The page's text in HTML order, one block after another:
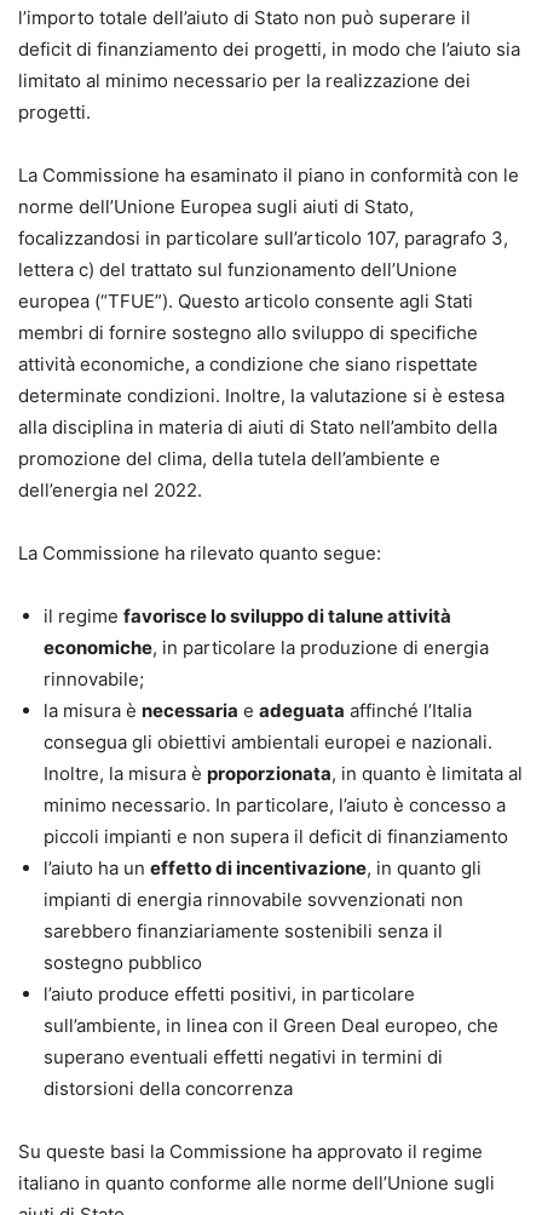
l’importo totale dell’aiuto di Stato non può superare il
deficit di finanziamento dei progetti, in modo che l’aiuto sia
limitato al minimo necessario per la realizzazione dei
progetti.
La Commissione ha esaminato il piano in conformità con le
norme dell’Unione Europea sugli aiuti di Stato,
focalizzandosi in particolare sull’articolo 107, paragrafo 3,
lettera c) del trattato sul funzionamento dell’Unione
europea (“TFUE”). Questo articolo consente agli Stati
membri di fornire sostegno allo sviluppo di specifiche
attività economiche, a condizione che siano rispettate
determinate condizioni. Inoltre, la valutazione si è estesa
alla disciplina in materia di aiuti di Stato nell’ambito della
promozione del clima, della tutela dell’ambiente e
dell’energia nel 2022.
La Commissione ha rilevato quanto segue:
il regime favorisce lo sviluppo di talune attività
economiche, in particolare la produzione di energia
rinnovabile;
la misura è necessaria e adeguata affinché l’Italia
consegua gli obiettivi ambientali europei e nazionali.
Inoltre, la misura è proporzionata, in quanto è limitata al
minimo necessario. In particolare, l’aiuto è concesso a
piccoli impianti e non supera il deficit di finanziamento
l’aiuto ha un effetto di incentivazione, in quanto gli
impianti di energia rinnovabile sovvenzionati non
sarebbero finanziariamente sostenibili senza il
sostegno pubblico
l’aiuto produce effetti positivi, in particolare
sull’ambiente, in linea con il Green Deal europeo, che
superano eventuali effetti negativi in termini di
distorsioni della concorrenza
Su queste basi la Commissione ha approvato il regime
italiano in quanto conforme alle norme dell’Unione sugli